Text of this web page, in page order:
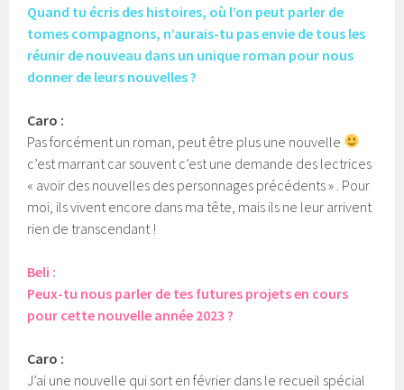
Quand tu écris des histoires, où l’on peut parler de
tomes compagnons, n’aurais-tu pas envie de tous les
réunir de nouveau dans un unique roman pour nous
donner de leurs nouvelles ?
Caro :
Pas forcément un roman, peut être plus une nouvelle
c’est marrant car souvent c’est une demande des lectrices
« avoir des nouvelles des personnages précédents » . Pour
moi, ils vivent encore dans ma tête, mais ils ne leur arrivent
rien de transcendant !
Beli :
Peux-tu nous parler de tes futures projets en cours
pour cette nouvelle année 2023 ?
Caro :
J’ai une nouvelle qui sort en février dans le recueil spécial